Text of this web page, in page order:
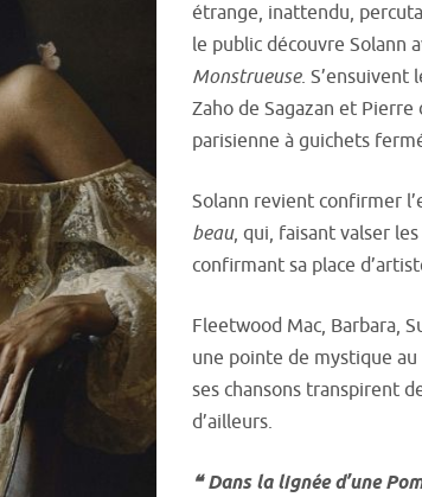
étrange, inattendu,
le public découvre Solann
Monstrueuse. S’ensuivent
Zaho de Sagazan et
parisienne à guichets
Solann revient confirmer
beau, qui, faisant valser
confirmant sa place
Fleetwood Mac, Barbara,
une pointe de mystique
ses chansons transpirent
d’ailleurs.
❝ Dans la lignée d’une